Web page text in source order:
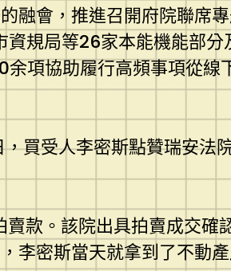
融會，推進召開府院聯席
資規局等26家本能機能部
項協助履行高頻事項從線
買受人李密斯點贊瑞安法
款。該院出具拍賣成交確
李密斯當天就拿到了不動